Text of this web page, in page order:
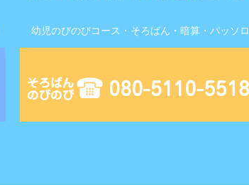
幼児のびのびコース・そろばん・暗算・パッソロ